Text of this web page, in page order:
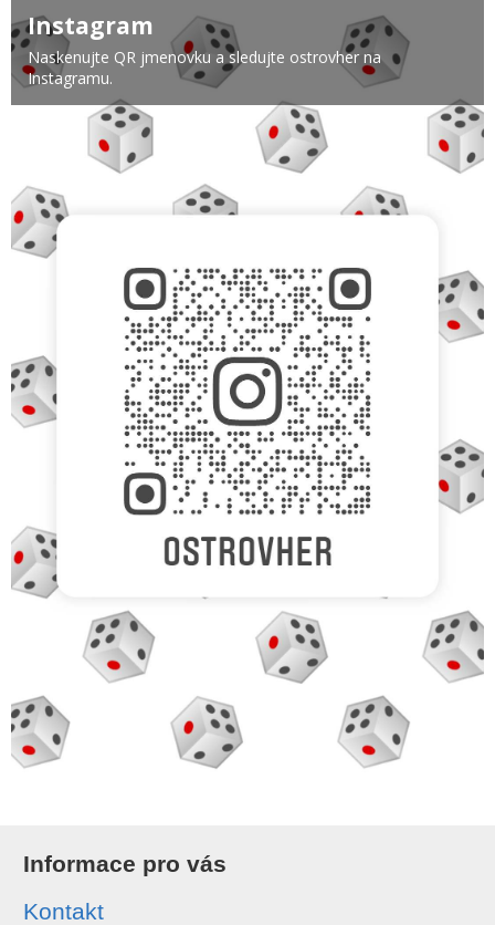
Instagram
Naskenujte QR jmenovku a sledujte ostrovher na
Instagramu.
Informace pro vás
Kontakt